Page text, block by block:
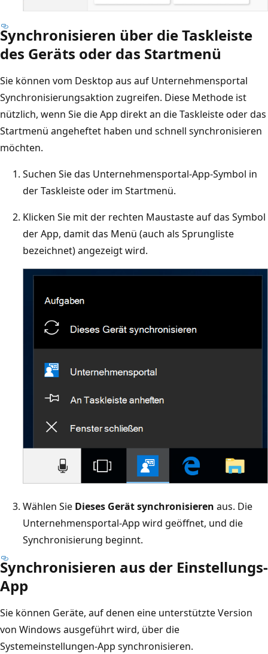
Synchronisieren über die Taskleiste
des Geräts oder das Startmenü
Sie können vom Desktop aus auf Unternehmensportal
Synchronisierungsaktion zugreifen. Diese Methode ist
nützlich, wenn Sie die App direkt an die Taskleiste oder das
Startmenü angeheftet haben und schnell synchronisieren
möchten.
Suchen Sie das Unternehmensportal-App-Symbol in
der Taskleiste oder im Startmenü.
Klicken Sie mit der rechten Maustaste auf das Symbol
der App, damit das Menü (auch als Sprungliste
bezeichnet) angezeigt wird.
Wählen Sie Dieses Gerät synchronisieren aus. Die
Unternehmensportal-App wird geöffnet, und die
Synchronisierung beginnt.
Synchronisieren aus der Einstellungs-
App
Sie können Geräte, auf denen eine unterstützte Version
von Windows ausgeführt wird, über die
Systemeinstellungen-App synchronisieren.